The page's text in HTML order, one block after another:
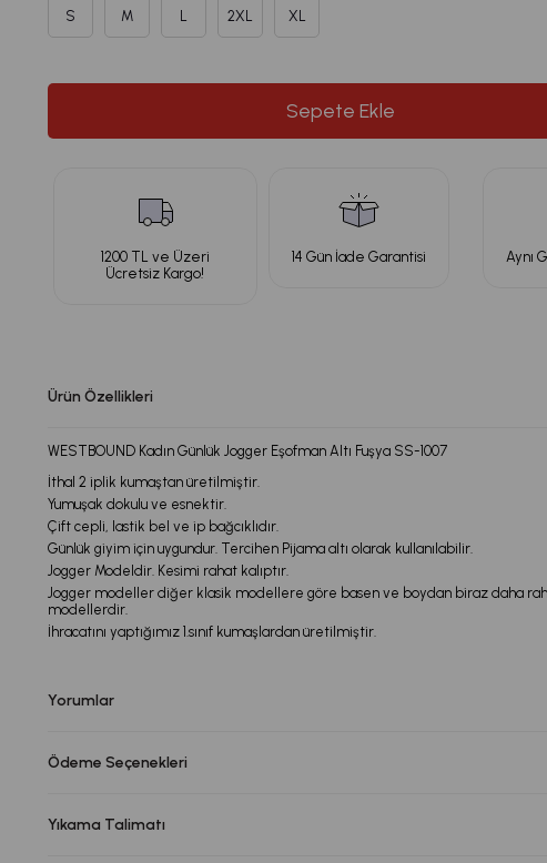
S M L 2XL XL
1200 TL ve Üzeri
Ücretsiz Kargo!
14 Gün İade Garantisi Aynı
Ürün Özellikleri
WESTBOUND Kadın Günlük Jogger Eşofman Altı Fuşya SS-1007
İthal 2 iplik kumaştan üretilmiştir.
Yumuşak dokulu ve esnektir.
Çift cepli, lastik bel ve ip bağcıklıdır.
Günlük giyim için uygundur. Tercihen Pijama altı olarak kullanılabilir.
Jogger Modeldir. Kesimi rahat kalıptır.
Jogger modeller diğer klasik modellere göre basen ve boydan biraz daha
modellerdir.
İhracatını yaptığımız 1.sınıf kumaşlardan üretilmiştir.
Yorumlar
Ödeme Seçenekleri
Yıkama Talimatı